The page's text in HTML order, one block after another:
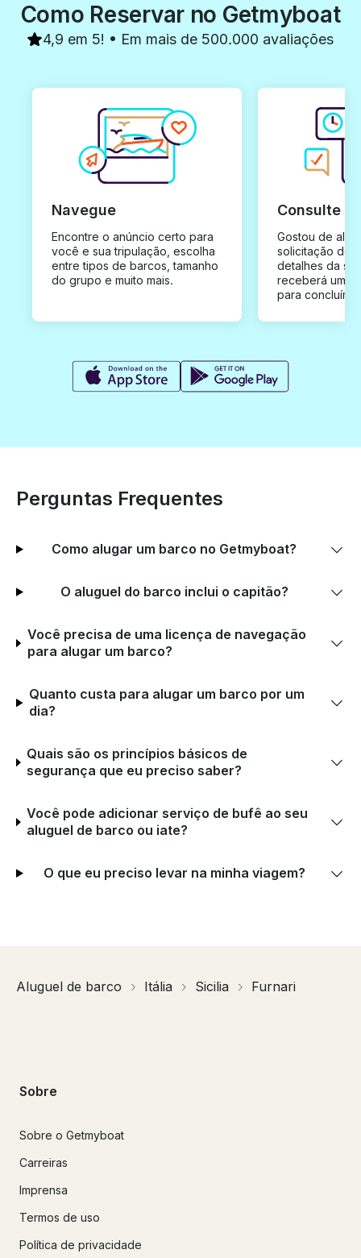
Como Reservar no Getmyboat
4,9 em 5! • Em mais de 500.000 avaliações
Navegue
Encontre o anúncio certo para
você e sua tripulação, escolha
entre tipos de barcos, tamanho
do grupo e muito mais.
Consulte e
Gostou de
solicitação de
detalhes da
receberá uma
para concluír a
Perguntas Frequentes
Como alugar um barco no Getmyboat?
O aluguel do barco inclui o capitão?
Você precisa de uma licença de navegação
para alugar um barco?
Quanto custa para alugar um barco por um
dia?
Quais são os princípios básicos de
segurança que eu preciso saber?
Você pode adicionar serviço de bufê ao seu
aluguel de barco ou iate?
O que eu preciso levar na minha viagem?
Aluguel de barco Itália Sicilia Furnari
Sobre
Sobre o Getmyboat
Carreiras
Imprensa
Termos de uso
Política de privacidade